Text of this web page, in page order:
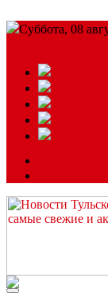
Суббота, 08
Читайте
“ЗаНовомосковск”